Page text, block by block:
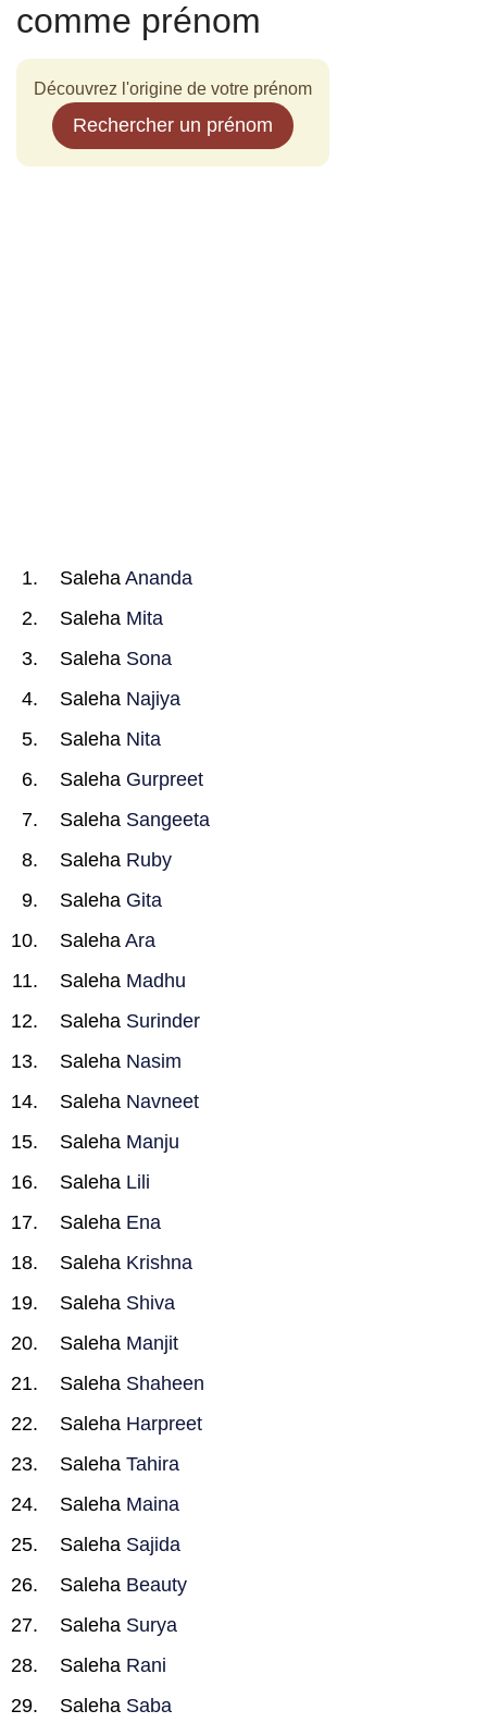
comme prénom
Découvrez l'origine de votre prénom
Rechercher un prénom
Saleha Ananda
Saleha Mita
Saleha Sona
Saleha Najiya
Saleha Nita
Saleha Gurpreet
Saleha Sangeeta
Saleha Ruby
Saleha Gita
Saleha Ara
Saleha Madhu
Saleha Surinder
Saleha Nasim
Saleha Navneet
Saleha Manju
Saleha Lili
Saleha Ena
Saleha Krishna
Saleha Shiva
Saleha Manjit
Saleha Shaheen
Saleha Harpreet
Saleha Tahira
Saleha Maina
Saleha Sajida
Saleha Beauty
Saleha Surya
Saleha Rani
Saleha Saba